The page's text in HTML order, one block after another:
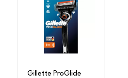
Gillette ProGlide